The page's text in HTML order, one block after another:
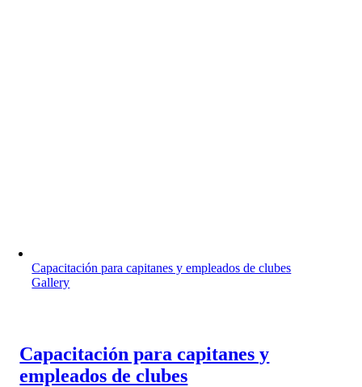
Capacitación para capitanes y empleados de clubes
Gallery
Capacitación para capitanes y
empleados de clubes